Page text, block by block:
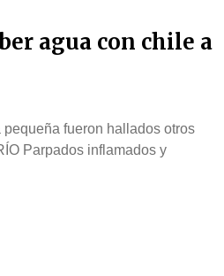
agua con chile a
fueron hallados otros
Parpados inflamados y